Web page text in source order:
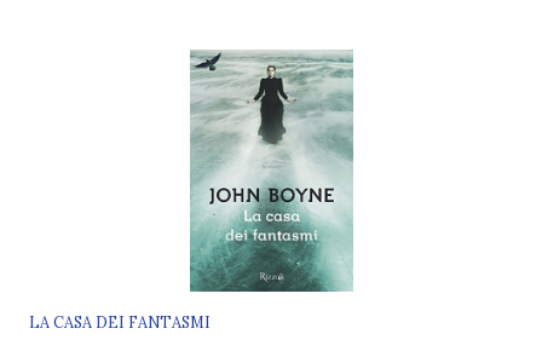
LA CASA DEI FANTASMI